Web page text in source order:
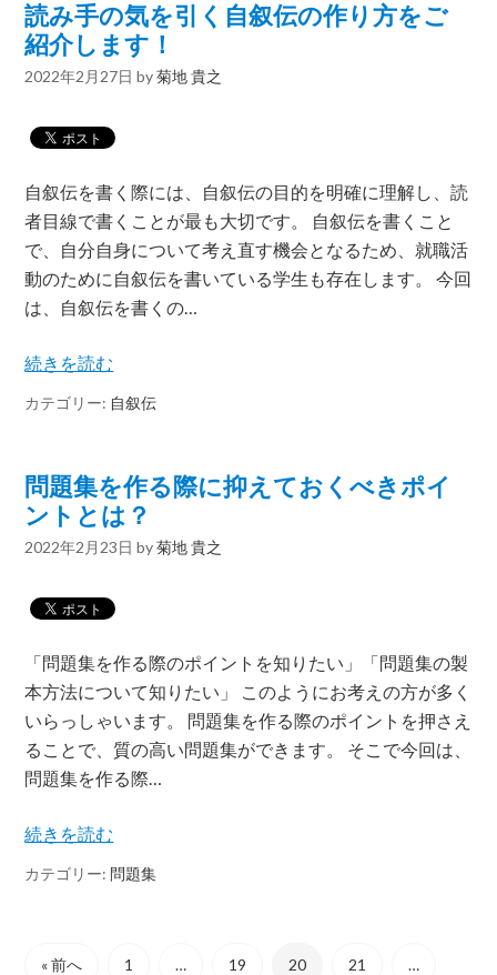
読み手の気を引く自叙伝の作り方をご
紹介します！
2022年2月27日 by菊地 貴之
自叙伝を書く際には、自叙伝の目的を明確に理解し、読
者目線で書くことが最も大切です。 自叙伝を書くこと
で、自分自身について考え直す機会となるため、就職活
動のために自叙伝を書いている学生も存在します。 今回
は、自叙伝を書くの…
続きを読む
カテゴリー: 自叙伝
問題集を作る際に抑えておくべきポイ
ントとは？
2022年2月23日 by菊地 貴之
「問題集を作る際のポイントを知りたい」「問題集の製
本方法について知りたい」 このようにお考えの方が多く
いらっしゃいます。 問題集を作る際のポイントを押さえ
ることで、質の高い問題集ができます。 そこで今回は、
問題集を作る際…
続きを読む
カテゴリー: 問題集
« 前へ 1 … 19 20 21 …